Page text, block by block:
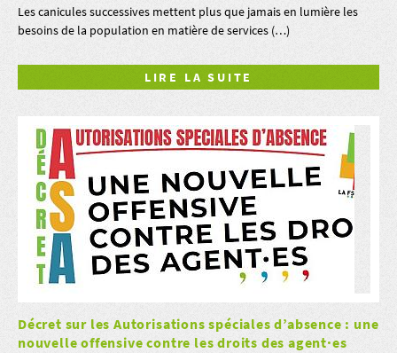
Les canicules successives mettent plus que jamais en lumière les
besoins de la population en matière de services (…)
LIRE LA SUITE
Décret sur les Autorisations spéciales d’absence : une
nouvelle offensive contre les droits des agent·es